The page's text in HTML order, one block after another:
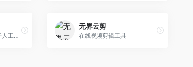
Unscreen 是一款基于人工智能的在线视频和 GIF 背景移除工具，它能够自动分析并去除视频或 GIF 中的背景，无需用户手动操作。
无界云剪
在线视频剪辑工具